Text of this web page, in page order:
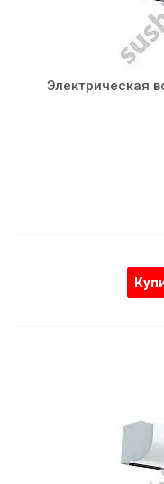
Электрическая
Скорость
Объем
Электрическая
Скорость